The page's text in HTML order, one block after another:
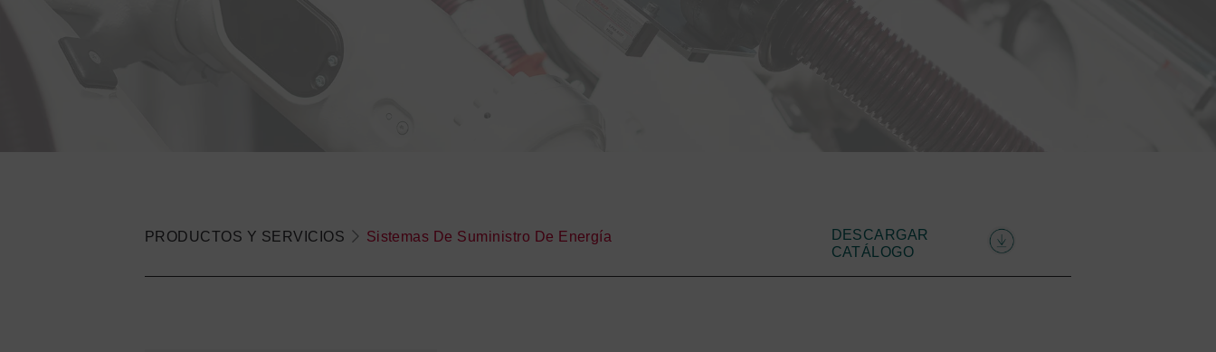
PRODUCTOS Y SERVICIOS Sistemas De Suministro De Energía
DESCARGAR
CATÁLOGO